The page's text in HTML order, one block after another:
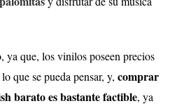
ya que, los vinilos poseen precios
que se pueda pensar, y,comprar
barato es bastante factible, ya